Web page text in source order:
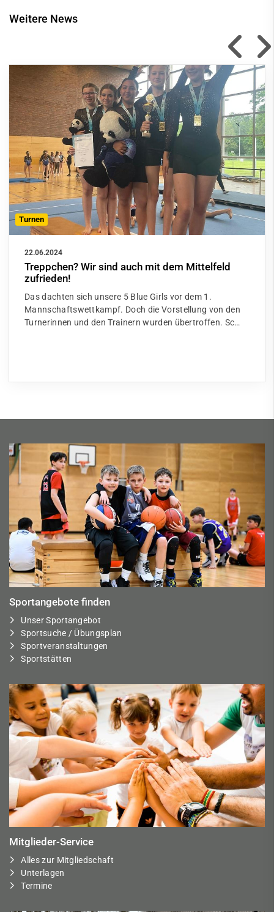
Weitere News
Turnen
22.06.2024
Treppchen? Wir sind auch mit dem Mittelfeld
zufrieden!
Das dachten sich unsere 5 Blue Girls vor dem 1.
Mannschaftswettkampf. Doch die Vorstellung von den
Turnerinnen und den Trainern wurden übertroffen. Sc…
Sportangebote finden
Unser Sportangebot
Sportsuche / Übungsplan
Sportveranstaltungen
Sportstätten
Mitglieder-Service
Alles zur Mitgliedschaft
Unterlagen
Termine